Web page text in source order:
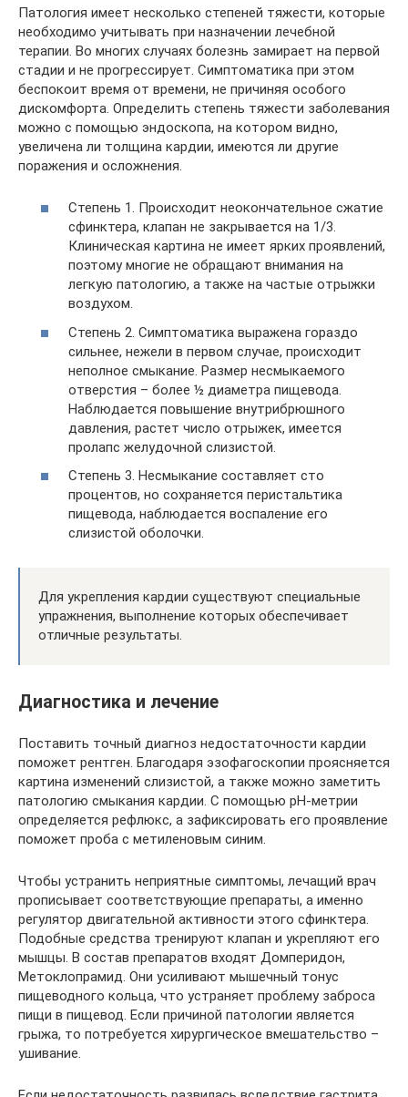
Патология имеет несколько степеней тяжести, которые
необходимо учитывать при назначении лечебной
терапии. Во многих случаях болезнь замирает на первой
стадии и не прогрессирует. Симптоматика при этом
беспокоит время от времени, не причиняя особого
дискомфорта. Определить степень тяжести заболевания
можно с помощью эндоскопа, на котором видно,
увеличена ли толщина кардии, имеются ли другие
поражения и осложнения.
Степень 1. Происходит неокончательное сжатие
сфинктера, клапан не закрывается на 1/3.
Клиническая картина не имеет ярких проявлений,
поэтому многие не обращают внимания на
легкую патологию, а также на частые отрыжки
воздухом.
Степень 2. Симптоматика выражена гораздо
сильнее, нежели в первом случае, происходит
неполное смыкание. Размер несмыкаемого
отверстия – более ½ диаметра пищевода.
Наблюдается повышение внутрибрюшного
давления, растет число отрыжек, имеется
пролапс желудочной слизистой.
Степень 3. Несмыкание составляет сто
процентов, но сохраняется перистальтика
пищевода, наблюдается воспаление его
слизистой оболочки.
Для укрепления кардии существуют специальные
упражнения, выполнение которых обеспечивает
отличные результаты.
Диагностика и лечение
Поставить точный диагноз недостаточности кардии
поможет рентген. Благодаря эзофагоскопии проясняется
картина изменений слизистой, а также можно заметить
патологию смыкания кардии. С помощью рН-метрии
определяется рефлюкс, а зафиксировать его проявление
поможет проба с метиленовым синим.
Чтобы устранить неприятные симптомы, лечащий врач
прописывает соответствующие препараты, а именно
регулятор двигательной активности этого сфинктера.
Подобные средства тренируют клапан и укрепляют его
мышцы. В состав препаратов входят Домперидон,
Метоклопрамид. Они усиливают мышечный тонус
пищеводного кольца, что устраняет проблему заброса
пищи в пищевод. Если причиной патологии является
грыжа, то потребуется хирургическое вмешательство –
ушивание.